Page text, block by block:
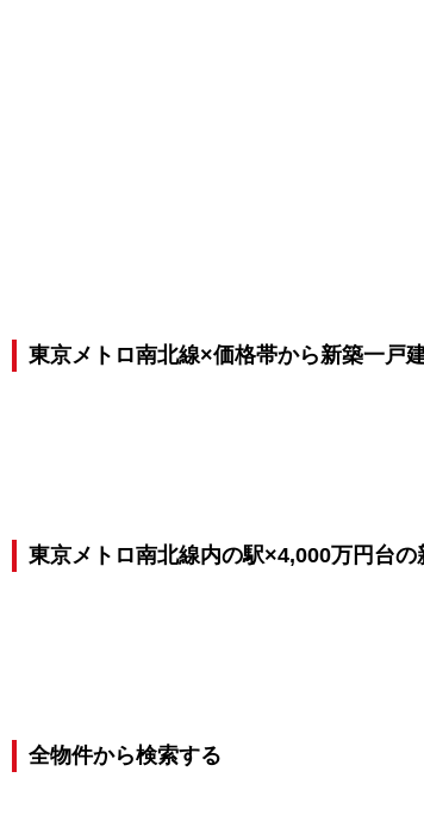
東京メトロ南北線×価格帯から新築一戸
東京メトロ南北線内の駅×4,000万円台
全物件から検索する